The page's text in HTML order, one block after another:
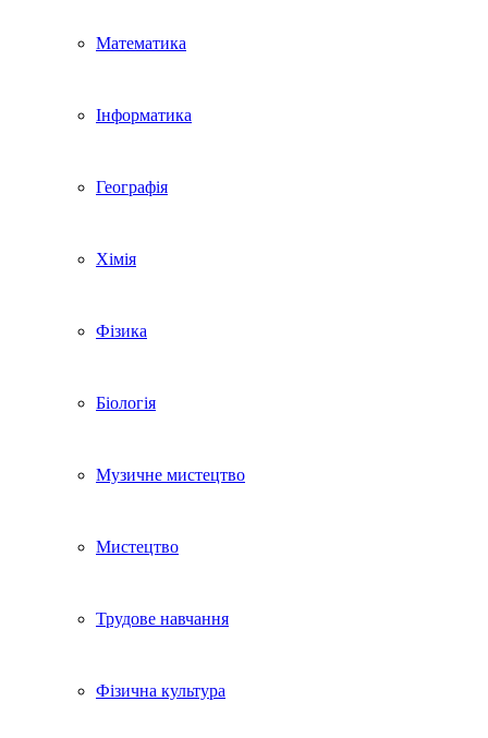
Математика
Інформатика
Географія
Хімія
Фізика
Біологія
Музичне мистецтво
Мистецтво
Трудове навчання
Фізична культура